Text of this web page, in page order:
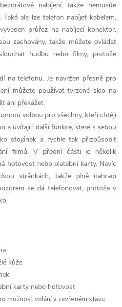
nabíjení, takže nemusíte
ale lze telefon nabíjet kabelem,
průřez na nabíjecí konektor.
zachovány, takže můžete ovládat
hudbu nebo filmy, protože
na telefonu. Je navržen přesně pro
můžete používat tvrzené sklo na
ani překážet.
volbou pro všechny, kteří chtějí
a uvítají i další funkce, které s sebou
stojánek a rychle tak přizpůsobit
filmů. V přední části je několik
hotovost nebo platební karty. Navíc
stránkách, takže plně nahradí
se dá telefonovat, protože v
kůže
karty nebo hotovost
možnost volání v zavřeném stavu